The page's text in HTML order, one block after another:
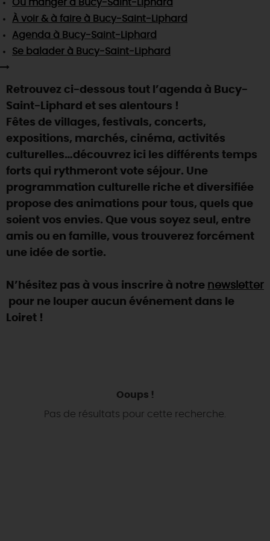
TOUTES LES ACTIVITÉS
Visitesgourmandesetcréatives
Vins etvignobles
Chic,une aire de pique-nique
Par ici lesguinguettes
La Route desMétiers d'Art
TOUT L'ART DE VIVRE
Des vacances auprès des animaux 🐎
(re)Découvrir les coulisses de la Faïencerie de
Gien !
Une saison de festivals 🎉
Rendez-vous de la nature en 2026
Des sorties en famille dans le Loiret !
Programme des animations "Loiret au fil de l'eau"
Où sortir ?
AUJOURD'HUI
DEMAIN
SE REPÉRER,SE DÉPLACER
INFOS &SERVICES
Où manger à Bucy-Saint-Liphard
À voir & à faire à Bucy-Saint-Liphard
Agenda à Bucy-Saint-Liphard
Se balader à Bucy-Saint-Liphard
Retrouvez ci-dessous tout l’agenda à Bucy-
Saint-Liphard et ses alentours !
Fêtes de villages, festivals, concerts,
expositions, marchés, cinéma, activités
culturelles…découvrez ici les différents temps
forts qui rythmeront vote séjour. Une
programmation culturelle riche et diversifiée
propose des animations pour tous, quels que
soient vos envies. Que vous soyez seul, entre
amis ou en famille, vous trouverez forcément
une idée de sortie.
N’hésitez pas à vous inscrire à notre newsletter
pour ne louper aucun événement dans le
Loiret !
Ooups !
Pas de résultats pour cette recherche.